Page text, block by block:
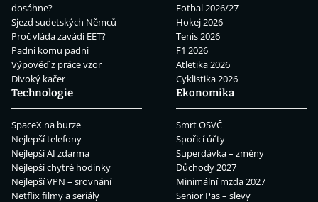
dosáhne?
Sjezd sudetských Němců
Proč vláda zavádí EET?
Padni komu padni
Výpověď z práce vzor
Divoký kačer
Fotbal 2026/27
Hokej 2026
Tenis 2026
F1 2026
Atletika 2026
Cyklistika 2026
Technologie
SpaceX na burze
Nejlepší telefony
Nejlepší AI zdarma
Nejlepší chytré hodinky
Nejlepší VPN – srovnání
Netflix filmy a seriály
Ekonomika
Smrt OSVČ
Spořicí účty
Superdávka – změny
Důchody 2027
Minimální mzda 2027
Senior Pas – slevy